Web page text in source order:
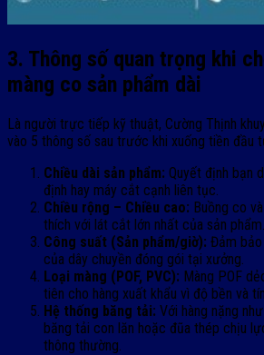
3. Thông số quan trọng khi
màng co sản phẩm dài
Là người trực tiếp kỹ thuật, Cường Thịnh
vào 5 thông số sau trước khi xuống tiền đầu
Chiều dài sản phẩm: Quyết định bạn
định hay máy cắt cạnh liên tục.
Chiều rộng – Chiều cao: Buồng co
thích với lát cắt lớn nhất của sản phẩm.
Công suất (Sản phẩm/giờ): Đảm
của dây chuyền đóng gói tại xưởng.
Loại màng (POF, PVC): Màng POF
tiên cho hàng xuất khẩu vì độ bền và
Hệ thống băng tải: Với hàng nặng
băng tải con lăn hoặc đũa thép chịu
thông thường.